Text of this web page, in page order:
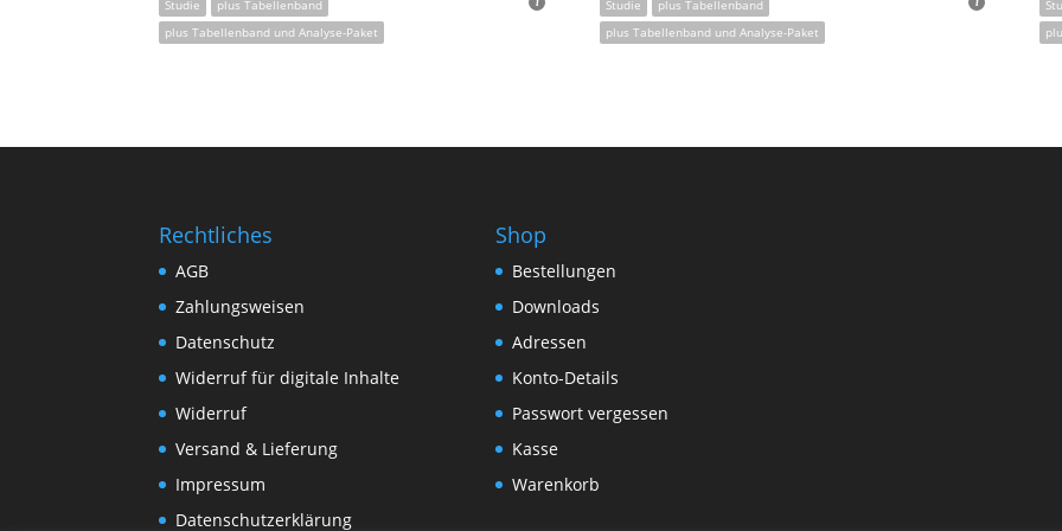
Studie
plus Tabellenband
plus Tabellenband und Analyse-Paket
Studie
plus Tabellenband
plus Tabellenband und Analyse-Paket
Rechtliches
AGB
Zahlungsweisen
Datenschutz
Widerruf für digitale Inhalte
Widerruf
Versand & Lieferung
Impressum
Datenschutzerklärung
Shop
Bestellungen
Downloads
Adressen
Konto-Details
Passwort vergessen
Kasse
Warenkorb